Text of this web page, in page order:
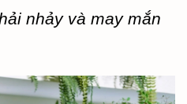
nhảy và may mắn